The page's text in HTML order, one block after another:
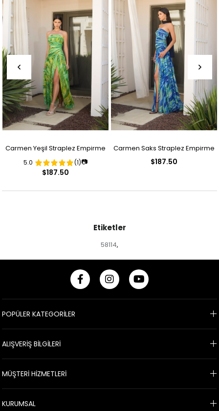
Carmen Yeşil Straplez Empirme
Desenli Abiye Elbise
5.0 (1)📷
$187.50
Carmen Saks Straplez Empirme
$187.50
Etiketler
58114,
POPÜLER KATEGORİLER
ALIŞVERİŞ BİLGİLERİ
MÜŞTERİ HİZMETLERİ
KURUMSAL